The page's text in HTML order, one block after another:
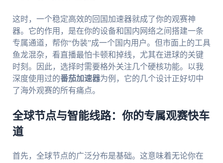
这时，一个稳定高效的回国加速器就成了你的观赛神
器。它的作用，是在你的设备和国内网络之间搭建一条
专属通道，帮你“伪装”成一个国内用户。但市面上的工具
鱼龙混杂，看直播最怕卡顿和掉线，尤其在进球的关键
时刻。因此，选择时需要格外关注几个硬核功能。以我
深度使用过的番茄加速器为例，它的几个设计正好切中
了海外观赛的所有痛点。
全球节点与智能线路：你的专属观赛快车
道
首先，全球节点的广泛分布是基础。这意味着无论你在